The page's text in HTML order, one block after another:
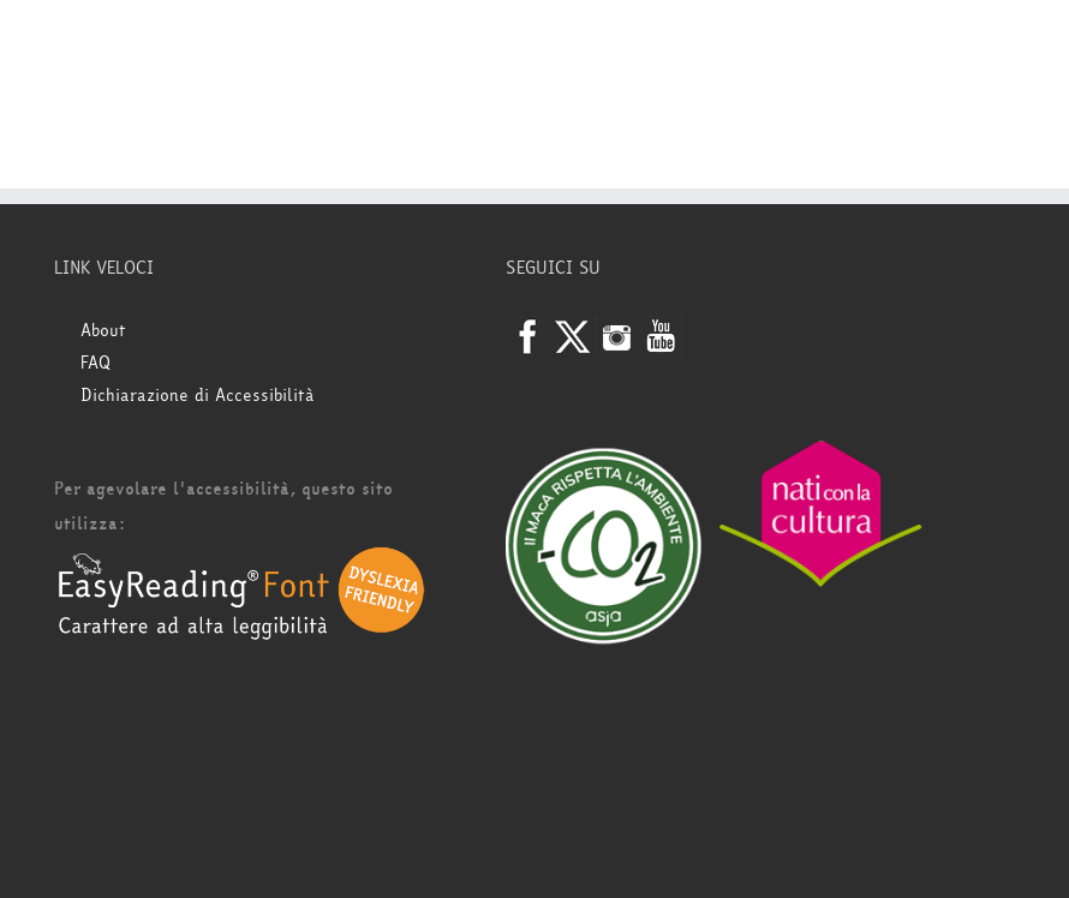
LINK VELOCI
About
FAQ
Dichiarazione di Accessibilità
Per agevolare l'accessibilità, questo sito
utilizza:
SEGUICI SU